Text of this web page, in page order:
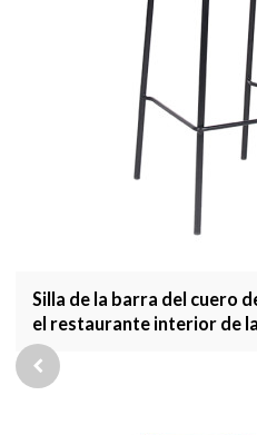
Silla de la barra del cuero
el restaurante interior de
que cena los muebles